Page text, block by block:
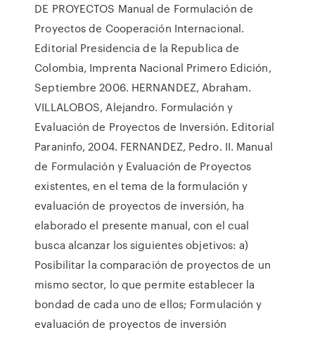
DE PROYECTOS Manual de Formulación de
Proyectos de Cooperación Internacional.
Editorial Presidencia de la Republica de
Colombia, Imprenta Nacional Primero Edición,
Septiembre 2006. HERNANDEZ, Abraham.
VILLALOBOS, Alejandro. Formulación y
Evaluación de Proyectos de Inversión. Editorial
Paraninfo, 2004. FERNANDEZ, Pedro. II. Manual
de Formulación y Evaluación de Proyectos
existentes, en el tema de la formulación y
evaluación de proyectos de inversión, ha
elaborado el presente manual, con el cual
busca alcanzar los siguientes objetivos: a)
Posibilitar la comparación de proyectos de un
mismo sector, lo que permite establecer la
bondad de cada uno de ellos; Formulación y
evaluación de proyectos de inversión